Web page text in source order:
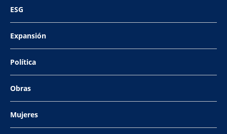
ESG
Expansión
Política
Obras
Mujeres